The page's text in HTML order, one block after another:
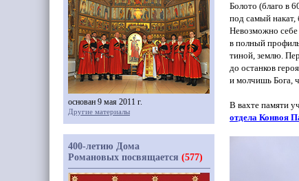
Болото (благо в
под самый накат,
Невозможно
в полный
тиной, землю.
до останков
и молчишь Бога,
В вахте памяти
отдела Конвоя
основан 9 мая 2011 г.
Другие материалы
400-летию Дома
Романовых посвящается (577)